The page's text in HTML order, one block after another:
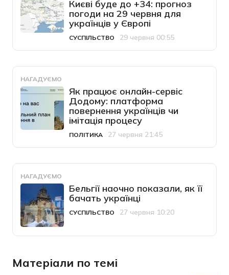
Києві буде до +34: прогноз
погоди на 29 червня для
українців у Європі
Категорія
СУСПІЛЬСТВО
Дата публікації29 червня 00:55
НАГАДУЄМО
Як працює онлайн-сервіс
Додому: платформа
повернення українців чи
імітація процесу
Категорія
ПОЛІТИКА
Дата публікації
27 червня 21:45
НАГАДУЄМО
Бельгії наочно показали, як її
бачать українці
Категорія
СУСПІЛЬСТВО
Дата публікації27 червня 10:20
Матеріали по темі